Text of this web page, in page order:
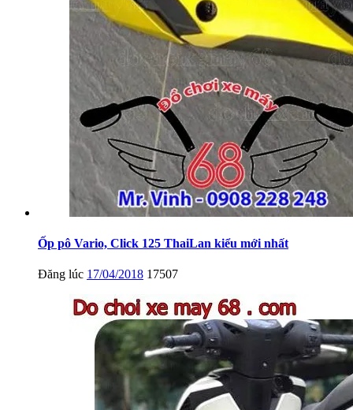
Ốp pô Vario, Click 125 ThaiLan kiểu mới nhất
Đăng lúc 17/04/2018 17507